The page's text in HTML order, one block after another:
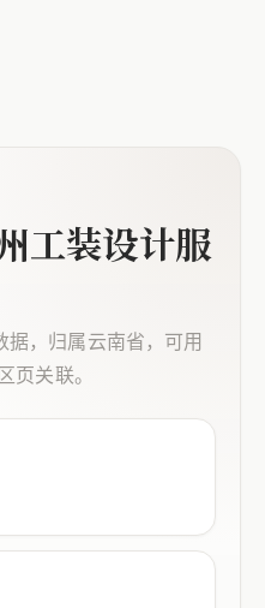
工装设计服
，归属云南省，可用
页关联。